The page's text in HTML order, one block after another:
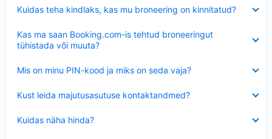
Kuidas teha kindlaks, kas mu broneering on kinnitatud?
Kas ma saan Booking.com-is tehtud broneeringut
tühistada või muuta?
Mis on minu PIN-kood ja miks on seda vaja?
Kust leida majutusasutuse kontaktandmed?
Kuidas näha hinda?